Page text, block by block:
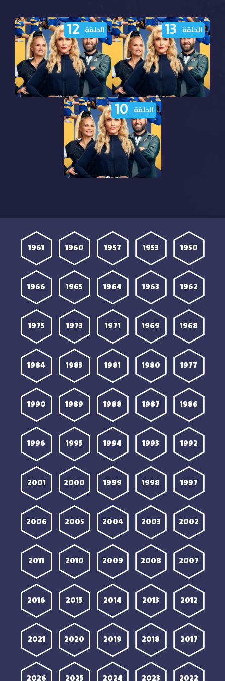
مشاهدة مسلسل Stumble
الموسم الاول الحلقة 13
الحلقة 13
مترجمة
الحلقة 12
الحلقة 10
1950
1953
1957
1960
1961
1962
1963
1964
1965
1966
1968
1969
1971
1973
1975
1977
1980
1981
1983
1984
1986
1987
1988
1989
1990
1992
1993
1994
1995
1996
1997
1998
1999
2000
2001
2002
2003
2004
2005
2006
2007
2008
2009
2010
2011
2012
2013
2014
2015
2016
2017
2018
2019
2020
2021